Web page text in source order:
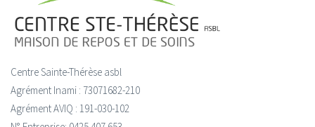
Centre Sainte-Thérèse asbl
Agrément Inami : 73071682-210
Agrément AVIQ : 191-030-102